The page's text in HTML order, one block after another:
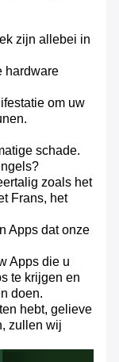
zijn allebei in
hardware
om uw
schade.
zoals het
Frans, het
Apps dat onze
Apps die u
te krijgen en
doen.
hebt, gelieve
zullen wij